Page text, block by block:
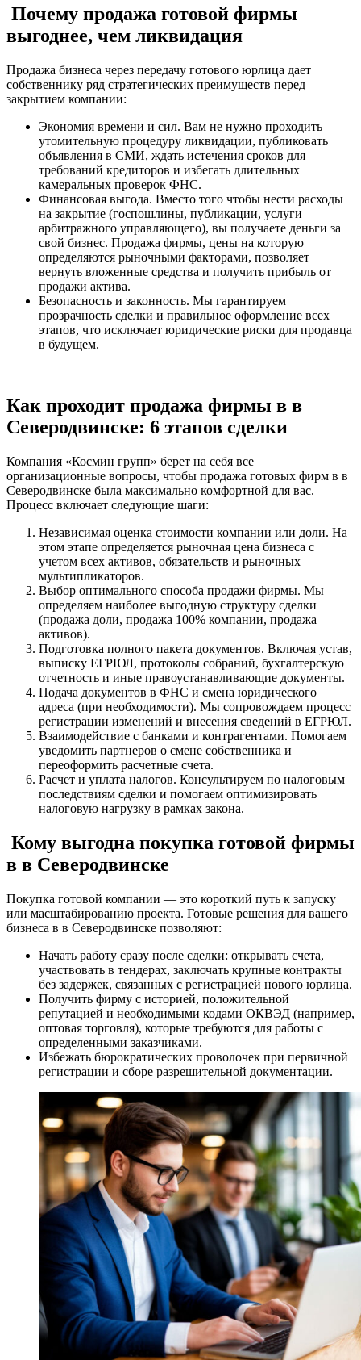
Почему продажа готовой фирмы
выгоднее, чем ликвидация
Продажа бизнеса через передачу готового юрлица дает
собственнику ряд стратегических преимуществ перед
закрытием компании:
Экономия времени и сил. Вам не нужно проходить
утомительную процедуру ликвидации, публиковать
объявления в СМИ, ждать истечения сроков для
требований кредиторов и избегать длительных
камеральных проверок ФНС.
Финансовая выгода. Вместо того чтобы нести расходы
на закрытие (госпошлины, публикации, услуги
арбитражного управляющего), вы получаете деньги за
свой бизнес. Продажа фирмы, цены на которую
определяются рыночными факторами, позволяет
вернуть вложенные средства и получить прибыль от
продажи актива.
Безопасность и законность. Мы гарантируем
прозрачность сделки и правильное оформление всех
этапов, что исключает юридические риски для продавца
в будущем.
Как проходит продажа фирмы в в
Северодвинске: 6 этапов сделки
Компания «Космин групп» берет на себя все
организационные вопросы, чтобы продажа готовых фирм в в
Северодвинске была максимально комфортной для вас.
Процесс включает следующие шаги:
Независимая оценка стоимости компании или доли. На
этом этапе определяется рыночная цена бизнеса с
учетом всех активов, обязательств и рыночных
мультипликаторов.
Выбор оптимального способа продажи фирмы. Мы
определяем наиболее выгодную структуру сделки
(продажа доли, продажа 100% компании, продажа
активов).
Подготовка полного пакета документов. Включая устав,
выписку ЕГРЮЛ, протоколы собраний, бухгалтерскую
отчетность и иные правоустанавливающие документы.
Подача документов в ФНС и смена юридического
адреса (при необходимости). Мы сопровождаем процесс
регистрации изменений и внесения сведений в ЕГРЮЛ.
Взаимодействие с банками и контрагентами. Помогаем
уведомить партнеров о смене собственника и
переоформить расчетные счета.
Расчет и уплата налогов. Консультируем по налоговым
последствиям сделки и помогаем оптимизировать
налоговую нагрузку в рамках закона.
Кому выгодна покупка готовой фирмы
в в Северодвинске
Покупка готовой компании — это короткий путь к запуску
или масштабированию проекта. Готовые решения для вашего
бизнеса в в Северодвинске позволяют:
Начать работу сразу после сделки: открывать счета,
участвовать в тендерах, заключать крупные контракты
без задержек, связанных с регистрацией нового юрлица.
Получить фирму с историей, положительной
репутацией и необходимыми кодами ОКВЭД (например,
оптовая торговля), которые требуются для работы с
определенными заказчиками.
Избежать бюрократических проволочек при первичной
регистрации и сборе разрешительной документации.